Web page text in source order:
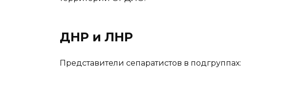
ДНР и ЛНР
Представители сепаратистов в подгруппах: